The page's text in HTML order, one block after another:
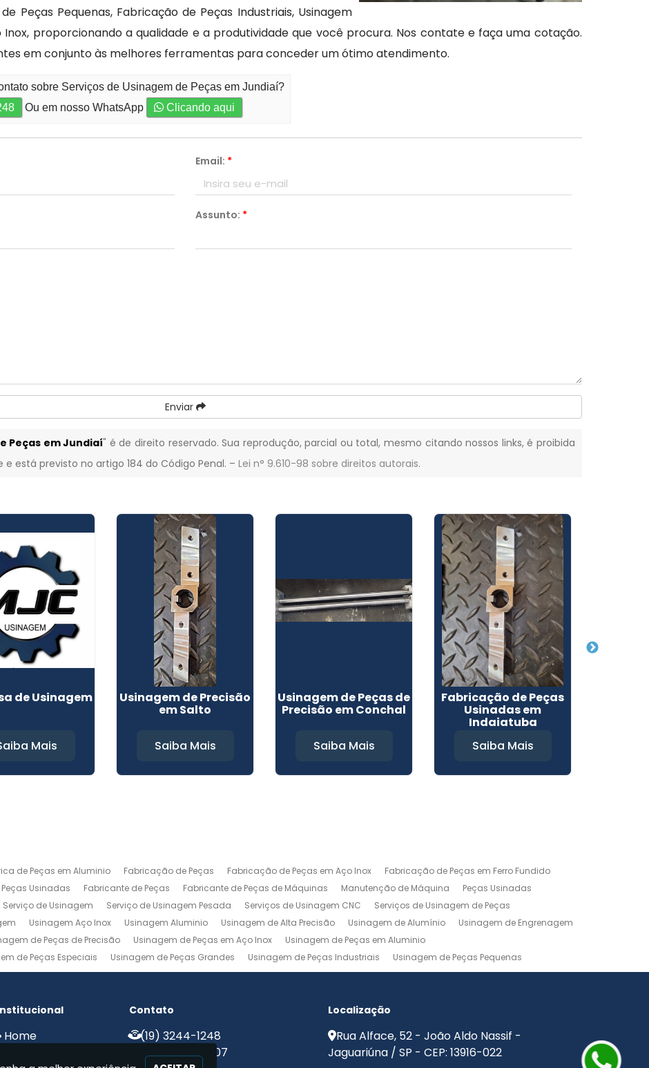
Peças Pequenas, Fabricação de Peças Industriais, Usinagem
Inox, proporcionando a qualidade e a produtividade que você procura. Nos contate e faça uma cotação.
em conjunto às melhores ferramentas para conceder um ótimo atendimento.
sobre Serviços de Usinagem de Peças em Jundiaí?
Ou em nosso WhatsApp Clicando aqui
Email: *
Assunto: *
Enviar
Peças em Jundiaí" é de direito reservado. Sua reprodução, parcial ou total, mesmo citando nossos links, é proibida
está previsto no artigo 184 do Código Penal. –Lei n° 9.610-98 sobre direitos autorais.
de Usinagem
Mais
Usinagem de Precisão
em Salto
Saiba Mais
Usinagem de Peças de
Precisão em Conchal
Saiba Mais
Fabricação de Peças
Usinadas em
Indaiatuba
Saiba Mais
de Peças em Aluminio Fabricação de Peças Fabricação de Peças em Aço Inox
Fabricação de Peças em Ferro Fundido
Usinadas Fabricante de Peças Fabricante de Peças de Máquinas Manutenção de Máquina
Peças Usinadas
Serviço de Usinagem Serviço de Usinagem Pesada Serviços de Usinagem CNC
Serviços de Usinagem de Peças
Usinagem Aço Inox Usinagem Aluminio Usinagem de Alta Precisão Usinagem de Alumínio
Usinagem de Engrenagem
de Peças de Precisão Usinagem de Peças em Aço Inox
Usinagem de Peças em Aluminio
de Peças Especiais Usinagem de Peças Grandes Usinagem de Peças Industriais
Usinagem de Peças Pequenas
Usinagem Ferramentaria Usinagem Fresa Usinagem Fresamento Usinagem Industrial
Usinagem Leve
Home
Contato
(19) 3244-1248
(19) 99775-8907
Localização
Rua Alface, 52 - João Aldo Nassif -
Jaguariúna / SP - CEP: 13916-022